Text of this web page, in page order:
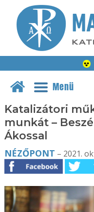
Menü
Katalizátori
munkát –
Ákossal
NÉZŐPONT – 2021.